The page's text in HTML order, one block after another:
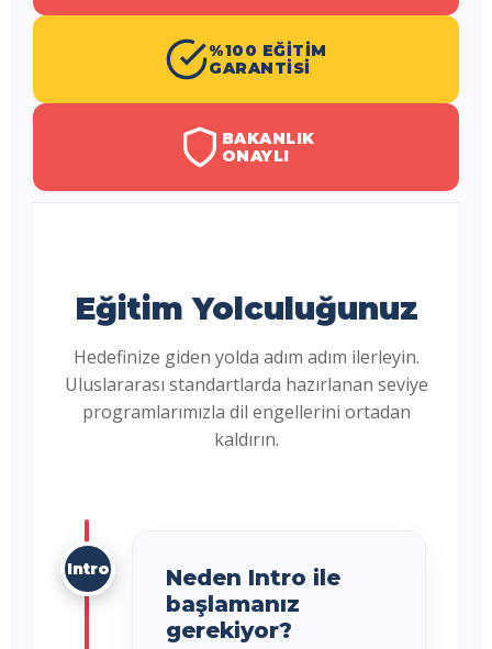
%100 EĞITIM
GARANTISI
BAKANLIK
ONAYLI
Eğitim Yolculuğunuz
Hedefinize giden yolda adım adım ilerleyin.
Uluslararası standartlarda hazırlanan seviye
programlarımızla dil engellerini ortadan
kaldırın.
Intro
Neden Intro ile
başlamanız
gerekiyor?